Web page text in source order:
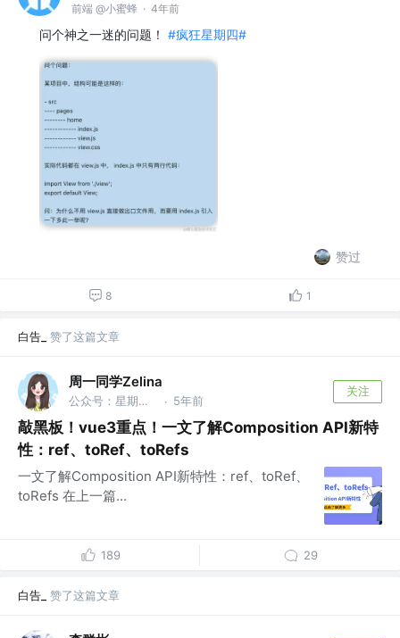
前端 @小蜜蜂 · 4年前
问个神之一迷的问题！ #疯狂星期四#
赞过
8 1
白告_ 赞了这篇文章
周一同学Zelina
公众号：星期一研究室 · 5年前
关注
敲黑板！vue3重点！一文了解Composition API新特
性：ref、toRef、toRefs
一文了解Composition API新特性：ref、toRef、
toRefs 在上一篇...
189 29
白告_ 赞了这篇文章